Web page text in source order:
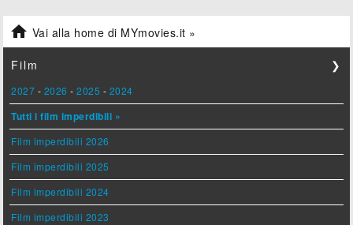
 Vai alla home di MYmovies.it »
Film ❯
2027 - 2026 -2025 - 2024
Tutti i film imperdibili »
Film imperdibili 2026
Film imperdibili 2025
Film imperdibili 2024
Film imperdibili 2023